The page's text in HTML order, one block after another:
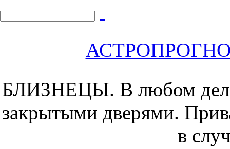
БЛИЗНЕЦЫ. В любом
закрытыми дверями.
в